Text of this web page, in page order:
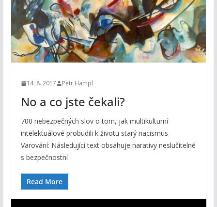
14. 8. 2017 Petr Hampl
No a co jste čekali?
700 nebezpečných slov o tom, jak multikulturní
intelektuálové probudili k životu starý nacismus
Varování: Následující text obsahuje narativy neslučitelné
s bezpečnostní
Read More